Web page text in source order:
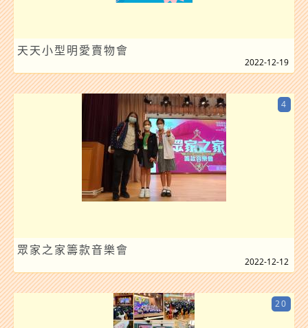
天天小型明愛賣物會
2022-12-19
眾家之家籌款音樂會
4
2022-12-12
20